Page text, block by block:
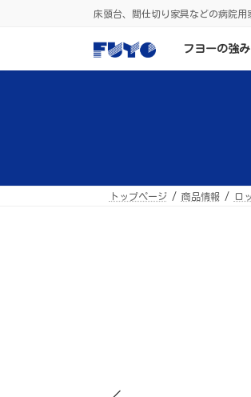
へ
ョ
床頭台、間仕切り家具などの病院用
フヨーの強み
トップページ 商品情報 ロ